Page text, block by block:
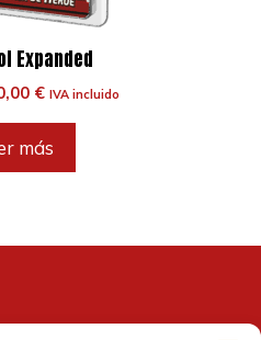
Expanded
€El
es:
IVA incluido
más